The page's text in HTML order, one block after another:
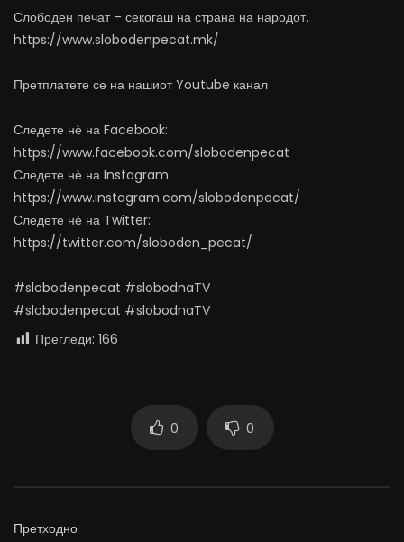
Слободен печат – секогаш на страна на народот.
https://www.slobodenpecat.mk/
Претплатете се на нашиот Youtube канал
Следете нѐ на Facebook:
https://www.facebook.com/slobodenpecat
Следете нѐ на Instagram:
https://www.instagram.com/slobodenpecat/
Следете нѐ на Twitter:
https://twitter.com/sloboden_pecat/
#slobodenpecat #slobodnaTV
#slobodenpecat #slobodnaTV
Прегледи: 166
0 0
Претходно